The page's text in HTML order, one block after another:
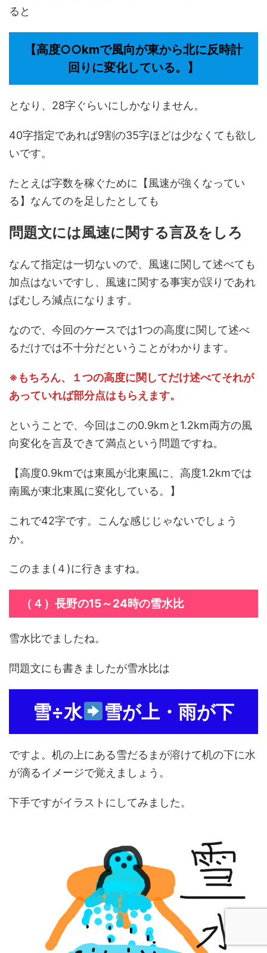
ると
【高度○○kmで風向が東から北に反時計
回りに変化している。】
となり、28字ぐらいにしかなりません。
40字指定であれば9割の35字ほどは少なくても欲し
いです。
たとえば字数を稼ぐために【風速が強くなってい
る】なんてのを足したとしても
問題文には風速に関する言及をしろ
なんて指定は一切ないので、風速に関して述べても
加点はないですし、風速に関する事実が誤りであれ
ばむしろ減点になります。
なので、今回のケースでは1つの高度に関して述べ
るだけでは不十分だということがわかります。
※もちろん、１つの高度に関してだけ述べてそれが
あっていれば部分点はもらえます。
ということで、今回はこの0.9kmと1.2km両方の風
向変化を言及できて満点という問題ですね。
【高度0.9kmでは東風が北東風に、高度1.2kmでは
南風が東北東風に変化している。】
これで42字です。こんな感じじゃないでしょう
か。
このまま(４)に行きますね。
（４）長野の15～24時の雪水比
雪水比でましたね。
問題文にも書きましたが雪水比は
雪÷水 雪が上・雨が下
ですよ。机の上にある雪だるまが溶けて机の下に水
が滴るイメージで覚えましょう。
下手ですがイラストにしてみました。